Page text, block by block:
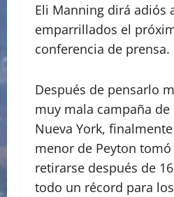
Eli Manning dirá adiós
emparrillados el
conferencia de prensa.
Después de pensarlo
muy mala campaña de
Nueva York,
menor de Peyton
retirarse después de
todo un récord para